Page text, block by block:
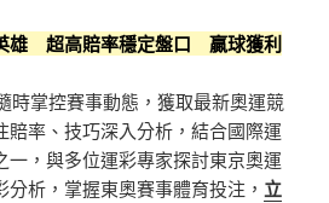
雄 超高賠率穩定盤口 贏球獲利
時掌控賽事動態，獲取最新奧運競
賠率、技巧深入分析，結合國際運
一，與多位運彩專家探討東京奧運
分析，掌握東奧賽事體育投注，立